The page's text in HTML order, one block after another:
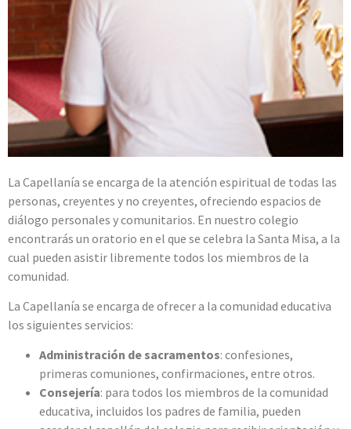
La Capellanía se encarga de la atención espiritual de todas las
personas, creyentes y no creyentes, ofreciendo espacios de
diálogo personales y comunitarios. En nuestro colegio
encontrarás un oratorio en el que se celebra la Santa Misa, a la
cual pueden asistir libremente todos los miembros de la
comunidad.
La Capellanía se encarga de ofrecer a la comunidad educativa
los siguientes servicios:
Administración de sacramentos: confesiones,
primeras comuniones, confirmaciones, entre otros.
Consejería: para todos los miembros de la comunidad
educativa, incluidos los padres de familia, pueden